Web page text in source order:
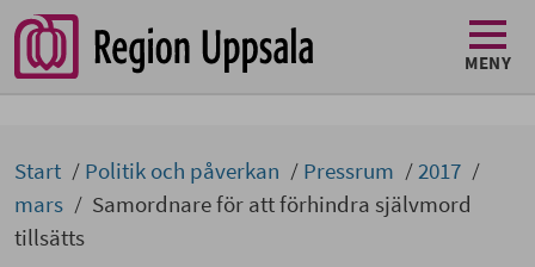
MENY
Start Politik och påverkan Pressrum
2017
mars
Samordnare för att förhindra självmord
tillsätts